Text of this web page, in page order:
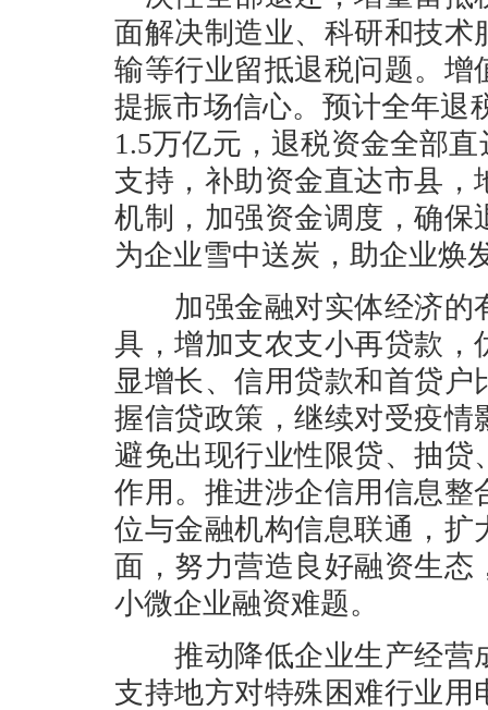
面解决制造业、科研和技
输等行业留抵退税问题。
提振市场信心。预计全年退
1.5万亿元，退税资金全部
支持，补助资金直达市县
机制，加强资金调度，确
为企业雪中送炭，助企业焕
加强金融对实体经济的
具，增加支农支小再贷款
显增长、信用贷款和首贷
握信贷政策，继续对受疫
避免出现行业性限贷、抽
作用。推进涉企信用信息
位与金融机构信息联通，
面，努力营造良好融资生
小微企业融资难题。
推动降低企业生产经营
支持地方对特殊困难行业